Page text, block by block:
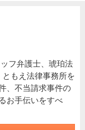
フ弁護士、琥珀法
もえ法律事務所を
、不当請求事件の
お手伝いをすべ